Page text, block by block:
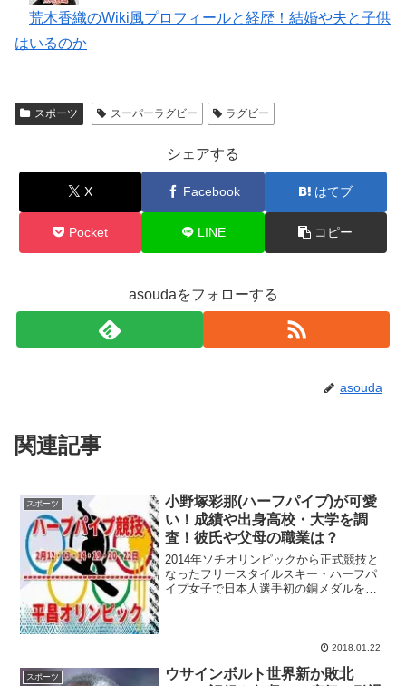
荒木香織のWiki風プロフィールと経歴！結婚や夫と子供
はいるのか
スポーツ スーパーラグビー ラグビー
シェアする
X Facebook はてブ
Pocket LINE コピー
asoudaをフォローする
asouda
関連記事
スポーツ
小野塚彩那(ハーフパイプ)が可愛
い！成績や出身高校・大学を調
査！彼氏や父母の職業は？
2014年ソチオリンピックから正式競技と
なったフリースタイルスキー・ハーフパ
イプ女子で日本人選手初の銅メダルを獲
2018.01.22
スポーツ
ウサインボルト世界新か敗北